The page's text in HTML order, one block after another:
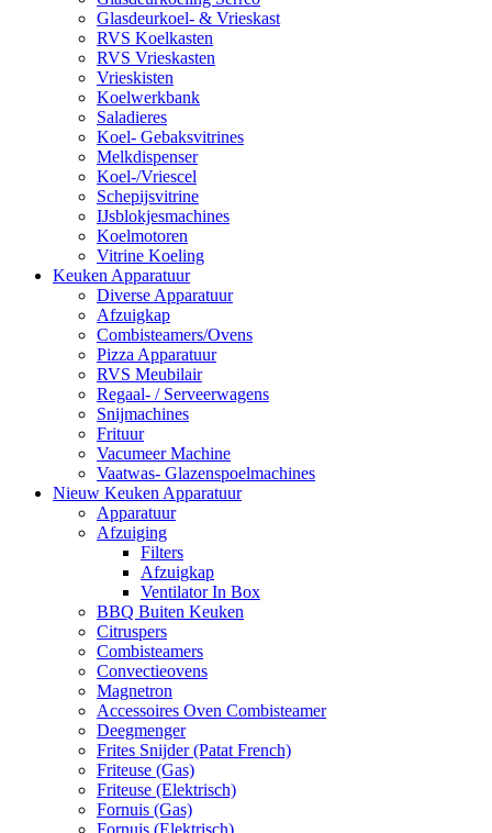
Glasdeurkoel- & Vrieskast
RVS Koelkasten
RVS Vrieskasten
Vrieskisten
Koelwerkbank
Saladieres
Koel- Gebaksvitrines
Melkdispenser
Koel-/Vriescel
Schepijsvitrine
IJsblokjesmachines
Koelmotoren
Vitrine Koeling
Keuken Apparatuur
Diverse Apparatuur
Afzuigkap
Combisteamers/Ovens
Pizza Apparatuur
RVS Meubilair
Regaal- / Serveerwagens
Snijmachines
Frituur
Vacumeer Machine
Vaatwas- Glazenspoelmachines
Nieuw Keuken Apparatuur
Apparatuur
Afzuiging
Filters
Afzuigkap
Ventilator In Box
BBQ Buiten Keuken
Citruspers
Combisteamers
Convectieovens
Magnetron
Accessoires Oven Combisteamer
Deegmenger
Frites Snijder (Patat French)
Friteuse (Gas)
Friteuse (Elektrisch)
Fornuis (Gas)
Fornuis (Elektrisch)